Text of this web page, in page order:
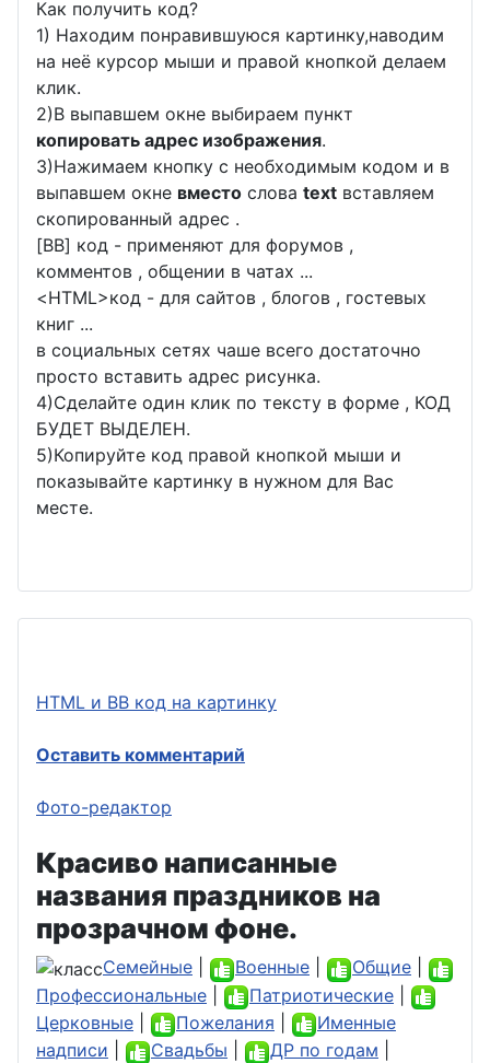
Как получить код?
1) Находим понравившуюся картинку,наводим
на неё курсор мыши и правой кнопкой делаем
клик.
2)В выпавшем окне выбираем пункт
копировать адрес изображения.
3)Нажимаем кнопку с необходимым кодом и в
выпавшем окне вместо слова text вставляем
скопированный адрес .
[BB] код - применяют для форумов ,
комментов , общении в чатах ...
<HTML>код - для сайтов , блогов , гостевых
книг ...
в социальных сетях чаше всего достаточно
просто вставить адрес рисунка.
4)Сделайте один клик по тексту в форме , КОД
БУДЕТ ВЫДЕЛЕН.
5)Копируйте код правой кнопкой мыши и
показывайте картинку в нужном для Вас
месте.
HTML и BB код на картинку
Оставить комментарий
Фото-редактор
Красиво написанные
названия праздников на
прозрачном фоне.
Семейные Военные Общие
Профессиональные
Патриотические
Церковные
Пожелания
Именные
надписи
Свадьбы ДР по годам